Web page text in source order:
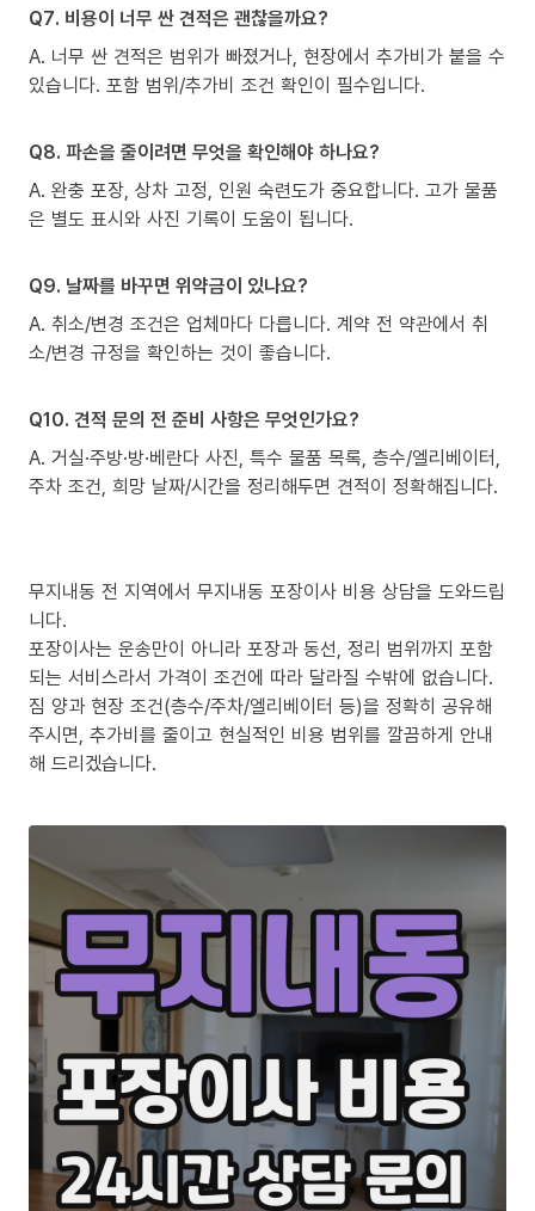
Q7. 비용이 너무 싼 견적은 괜찮을까요?
A. 너무 싼 견적은 범위가 빠졌거나, 현장에서 추가비가 붙을 수
있습니다. 포함 범위/추가비 조건 확인이 필수입니다.
Q8. 파손을 줄이려면 무엇을 확인해야 하나요?
A. 완충 포장, 상차 고정, 인원 숙련도가 중요합니다. 고가 물품
은 별도 표시와 사진 기록이 도움이 됩니다.
Q9. 날짜를 바꾸면 위약금이 있나요?
A. 취소/변경 조건은 업체마다 다릅니다. 계약 전 약관에서 취
소/변경 규정을 확인하는 것이 좋습니다.
Q10. 견적 문의 전 준비 사항은 무엇인가요?
A. 거실·주방·방·베란다 사진, 특수 물품 목록, 층수/엘리베이터,
주차 조건, 희망 날짜/시간을 정리해두면 견적이 정확해집니다.
무지내동 전 지역에서 무지내동 포장이사 비용 상담을 도와드립
니다.
포장이사는 운송만이 아니라 포장과 동선, 정리 범위까지 포함
되는 서비스라서 가격이 조건에 따라 달라질 수밖에 없습니다.
짐 양과 현장 조건(층수/주차/엘리베이터 등)을 정확히 공유해
주시면, 추가비를 줄이고 현실적인 비용 범위를 깔끔하게 안내
해 드리겠습니다.